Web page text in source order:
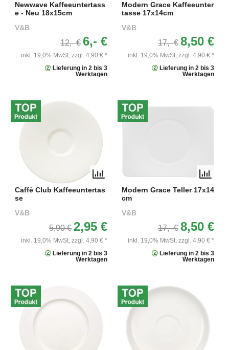
Newwave Kaffeeuntertass
e - Neu 18x15cm
V&B
12,- € 6,- €
inkl. 19,0% MwSt, zzgl. 4,90 € *
Lieferung in 2 bis 3
Werktagen
Modern Grace Kaffeeunter
tasse 17x14cm
V&B
17,- € 8,50 €
inkl. 19,0% MwSt, zzgl. 4,90 € *
Lieferung in 2 bis 3
Werktagen
Caffè Club Kaffeeuntertas
se
V&B
5,90 € 2,95 €
inkl. 19,0% MwSt, zzgl. 4,90 € *
Lieferung in 2 bis 3
Werktagen
Modern Grace Teller 17x14
cm
V&B
17,- € 8,50 €
inkl. 19,0% MwSt, zzgl. 4,90 € *
Lieferung in 2 bis 3
Werktagen